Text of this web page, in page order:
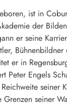
ist in
der
er seine
Bühnenbildner
er in
Peter Engels
seiner
seiner